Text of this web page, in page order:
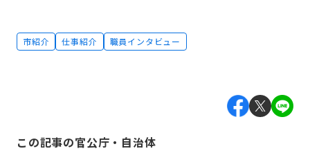
市紹介 仕事紹介 職員インタビュー
この記事の官公庁・自治体